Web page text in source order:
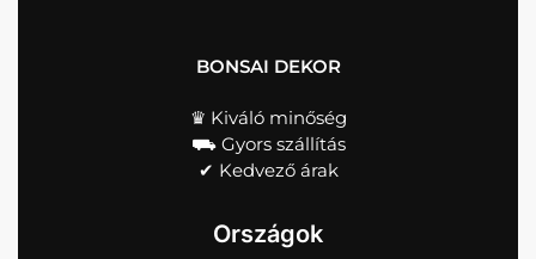
BONSAI DEKOR
♛ Kiváló minőség
⛟ Gyors szállítás
✔︎ Kedvező árak
Országok